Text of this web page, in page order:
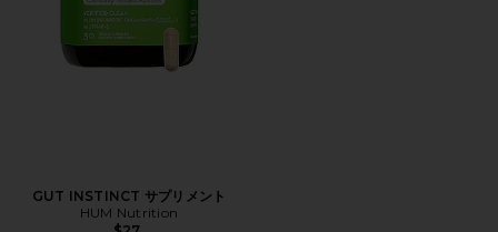
GUT INSTINCT サプリメント
HUM Nutrition